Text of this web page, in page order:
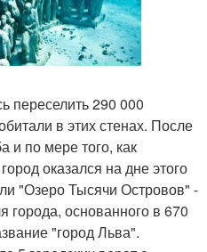
переселить 290 000
в этих стенах. После
и по мере того, как
оказался на дне этого
"Озеро Тысячи Островов" -
города, основанного в 670
"город Льва".